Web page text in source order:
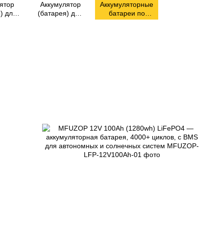
для
Аккумулятор
(батарея) для
Аккумуляторные
батареи по
брендам